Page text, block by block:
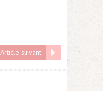
Article suivant